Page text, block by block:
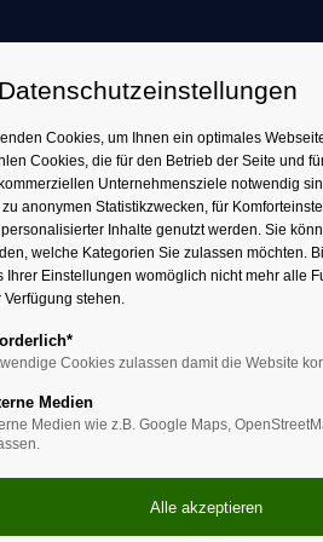
der
- mehr als
Datenschutzeinstellungen
Cookies, um Ihnen ein optimales
Cookies, die für den Betrieb der Seite und
Unternehmensziele notwendig
zu anonymen Statistikzwecken, für
Inhalte genutzt werden. Sie
welche Kategorien Sie zulassen möchten.
Ihrer Einstellungen womöglich nicht mehr alle
Verfügung stehen.
Cookies zulassen damit die Website
Medien
Medien wie z.B. Google Maps,